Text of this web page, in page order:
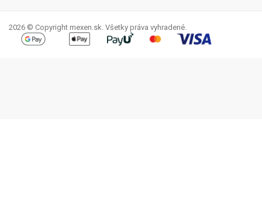
2026 © Copyright mexen.sk. Všetky práva vyhradené.